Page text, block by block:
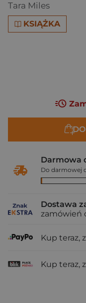
Tara Miles
KSIĄŻKA
Darmowa
Do darmowej
Dostawa
zamówień
Kup teraz,
Kup teraz,